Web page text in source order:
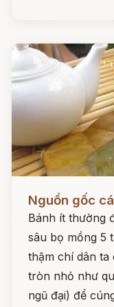
Đọc ngay
Nguồn gốc
Bánh ít thường
sâu bọ mồng 5
thậm chí dân ta
tròn nhỏ như
ngũ đại) để